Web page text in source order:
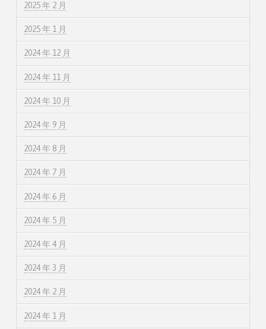
2025 年 2 月
2025 年 1 月
2024 年 12 月
2024 年 11 月
2024 年 10 月
2024 年 9 月
2024 年 8 月
2024 年 7 月
2024 年 6 月
2024 年 5 月
2024 年 4 月
2024 年 3 月
2024 年 2 月
2024 年 1 月